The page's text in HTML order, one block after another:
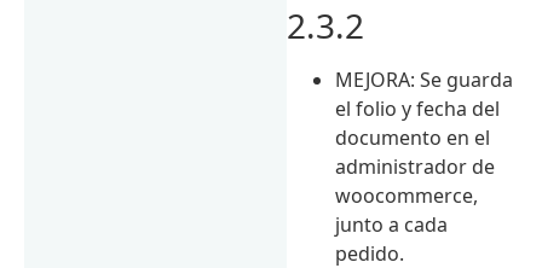
2.3.2
MEJORA: Se guarda
el folio y fecha del
documento en el
administrador de
woocommerce,
junto a cada
pedido.